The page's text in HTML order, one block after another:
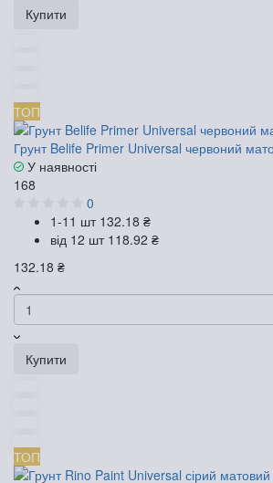
Купити
ТОП
Грунт Belife Primer Universal червоний
У наявності
168
0
1-11 шт 132.18 ₴
від 12 шт 118.92 ₴
132.18 ₴
Купити
ТОП